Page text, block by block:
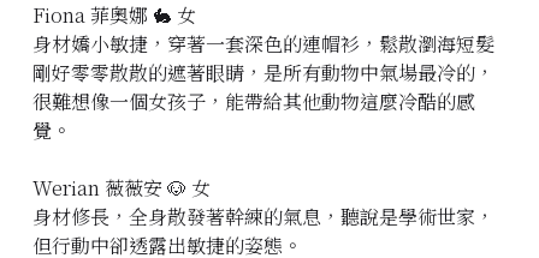
Fiona 菲奧娜 🐇 女
身材嬌小敏捷，穿著一套深色的連帽衫，鬆散瀏海短髮
剛好零零散散的遮著眼睛，是所有動物中氣場最冷的，
很難想像一個女孩子，能帶給其他動物這麼冷酷的感
覺。
Werian 薇薇安 🐶 女
身材修長，全身散發著幹練的氣息，聽說是學術世家，
但行動中卻透露出敏捷的姿態。